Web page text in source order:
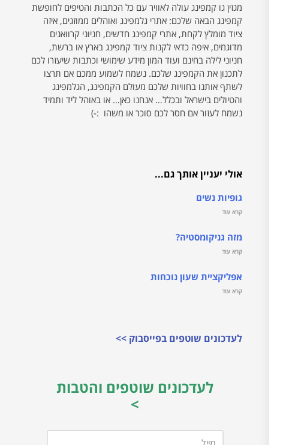
מגזין גו קמפינג עולה לאוויר עם כל הכתבות והטיפים לחופשת
קמפינג הבאה שלכם: אתרי גלמפינג ואוהלים ממוזגים, איזה
ציוד מומלץ לקחת, אתרי קמפינג חדשים, חניוני קרוואנים
מדוגמים, איפה כדאי לקנות ציוד קמפינג בארץ או ברשת,
חניוני לילה בחינם ועוד המון מידע שימושי וכתבות שיעזרו לכם
לתכנון את הקמפינג שלכם. נשמח לשמוע ממכם אם תרצו
לשתף אותנו בחוויות שלכם מעולם הקמפינג, הגלמפינג
והטיולים בישראל ובכלל… אנחנו כאן… או באוהל ליד ותמיד
נשמח לעזור אם חסר לכם סוכר או משהו :-)
אולי יעניין אותך גם...
גופיות נשים
קרא עוד
מזה גניקומסטיה?
קרא עוד
אפליקציית שעון נוכחות
קרא עוד
לעדכונים שוטפים בפייסבוק >>
לעדכונים שוטפים והטבות
>